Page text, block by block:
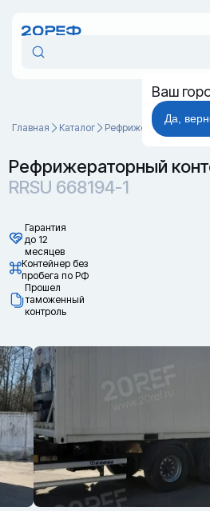
Ваш
Да,
Главная Каталог Рефрижераторные
Рефрижераторный
RRSU 668194-1
Гарантия
до 12
месяцев
Контейнер без
пробега по РФ
Прошел
таможенный
контроль